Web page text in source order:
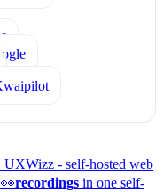
UXWizz - self-hosted web
recordings in one self-